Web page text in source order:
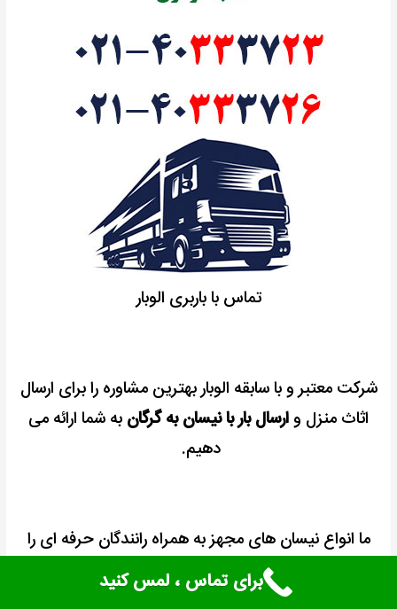
تماس با باربری الوبار
شرکت معتبر و با سابقه الوبار بهترین مشاوره را برای ارسال
اثاث منزل وارسال بار با نیسان به گرگان به شما ارائه می
دهیم.
ما انواع نیسان های مجهز به همراه رانندگان حرفه ای را
ارسال بار با نیسان به گرگان را در اختیارتان قرار می
دهیم.
برای تماس ، لمس کنید